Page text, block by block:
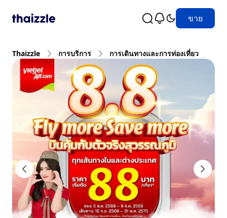
ขาย
Thaizzle การบริการ การเดินทางและการท่องเที่ยว